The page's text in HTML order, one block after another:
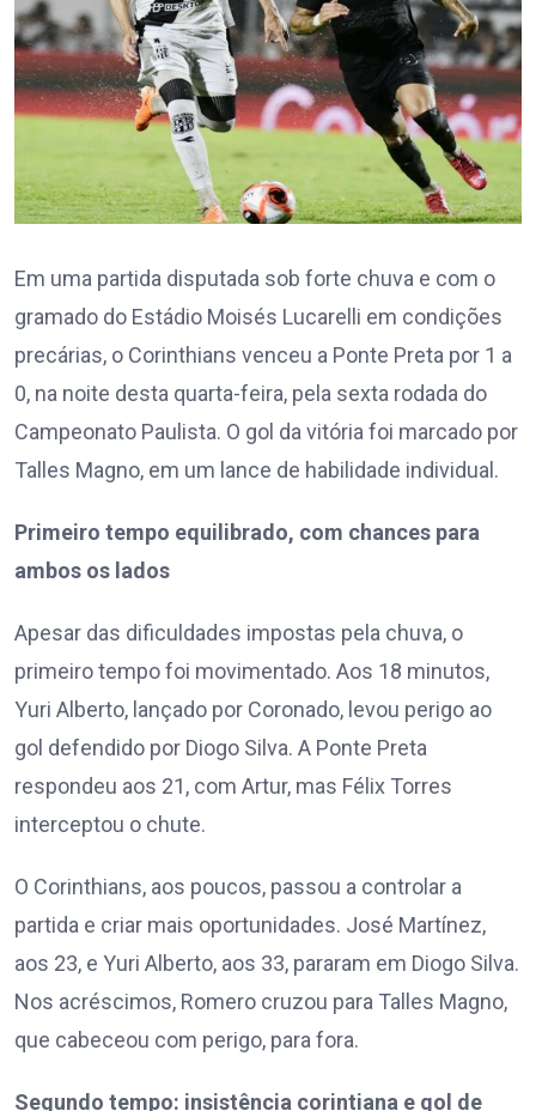
Em uma partida disputada sob forte chuva e com o
gramado do Estádio Moisés Lucarelli em condições
precárias, o Corinthians venceu a Ponte Preta por 1 a
0, na noite desta quarta-feira, pela sexta rodada do
Campeonato Paulista. O gol da vitória foi marcado por
Talles Magno, em um lance de habilidade individual.
Primeiro tempo equilibrado, com chances para
ambos os lados
Apesar das dificuldades impostas pela chuva, o
primeiro tempo foi movimentado. Aos 18 minutos,
Yuri Alberto, lançado por Coronado, levou perigo ao
gol defendido por Diogo Silva. A Ponte Preta
respondeu aos 21, com Artur, mas Félix Torres
interceptou o chute.
O Corinthians, aos poucos, passou a controlar a
partida e criar mais oportunidades. José Martínez,
aos 23, e Yuri Alberto, aos 33, pararam em Diogo Silva.
Nos acréscimos, Romero cruzou para Talles Magno,
que cabeceou com perigo, para fora.
Segundo tempo: insistência corintiana e gol de